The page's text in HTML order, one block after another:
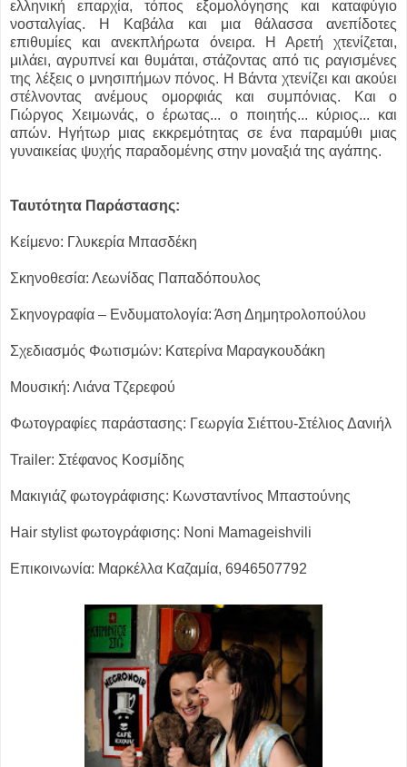
ελληνική επαρχία, τόπος εξομολόγησης και καταφύγιο
νοσταλγίας. Η Καβάλα και μια θάλασσα ανεπίδοτες
επιθυμίες και ανεκπλήρωτα όνειρα. Η Αρετή χτενίζεται,
μιλάει, αγρυπνεί και θυμάται, στάζοντας από τις ραγισμένες
της λέξεις ο μνησιπήμων πόνος. Η Βάντα χτενίζει και ακούει
στέλνοντας ανέμους ομορφιάς και συμπόνιας. Και ο
Γιώργος Χειμωνάς, ο έρωτας... ο ποιητής... κύριος... και
απών. Ηγήτωρ μιας εκκρεμότητας σε ένα παραμύθι μιας
γυναικείας ψυχής παραδομένης στην μοναξιά της αγάπης.
Ταυτότητα Παράστασης:
Κείμενο: Γλυκερία Μπασδέκη
Σκηνοθεσία: Λεωνίδας Παπαδόπουλος
Σκηνογραφία – Ενδυματολογία: Άση Δημητρολοπούλου
Σχεδιασμός Φωτισμών: Κατερίνα Μαραγκουδάκη
Μουσική: Λιάνα Τζερεφού
Φωτογραφίες παράστασης: Γεωργία Σιέττου-Στέλιος Δανιήλ
Trailer: Στέφανος Κοσμίδης
Μακιγιάζ φωτογράφισης: Κωνσταντίνος Μπαστούνης
Hair stylist φωτογράφισης: Noni Mamageishvili
Επικοινωνία: Μαρκέλλα Καζαμία, 6946507792